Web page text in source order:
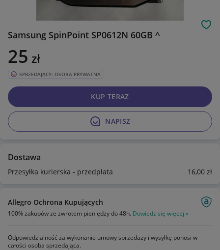
Samsung SpinPoint SP0612N 60GB ^
25 zł
SPRZEDAJĄCY: OSOBA PRYWATNA
NAPISZ
KUP TERAZ
Dostawa
Przesyłka kurierska - przedpłata 16,00 zł
Allegro Ochrona Kupujących
100% zakupów ze zwrotem pieniędzy do 48h. Dowiedz się więcej »
Odpowiedzialność za wykonanie umowy sprzedaży i wysyłkę ponosi w
całości osoba sprzedająca.